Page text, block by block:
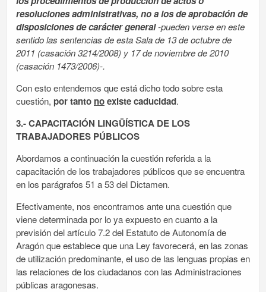
resoluciones administrativas, no a los de aprobación de
disposiciones de carácter general-pueden verse en este
sentido las sentencias de esta Sala de 13 de octubre de
2011 (casación 3214/2008) y 17 de noviembre de 2010
(casación 1473/2006)-.
Con esto entendemos que está dicho todo sobre esta
cuestión, por tanto noexiste caducidad.
3.- CAPACITACIÓN LINGÜÍSTICA DE LOS
TRABAJADORES PÚBLICOS
Abordamos a continuación la cuestión referida a la
capacitación de los trabajadores públicos que se encuentra
en los parágrafos 51 a 53 del Dictamen.
Efectivamente, nos encontramos ante una cuestión que
viene determinada por lo ya expuesto en cuanto a la
previsión del artículo 7.2 del Estatuto de Autonomía de
Aragón que establece que una Ley favorecerá, en las zonas
de utilización predominante, el uso de las lenguas propias en
las relaciones de los ciudadanos con las Administraciones
públicas aragonesas.